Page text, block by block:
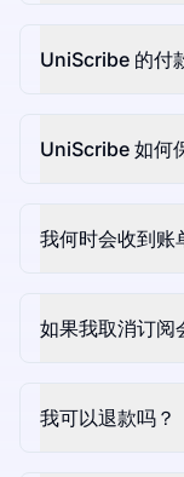
UniScribe 的付
UniScribe 如何
我何时会收到账
如果我取消订阅
我可以退款吗？